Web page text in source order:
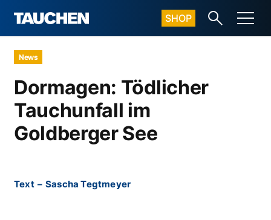
SHOP
News
Dormagen: Tödlicher
Tauchunfall im
Goldberger See
Text – Sascha Tegtmeyer